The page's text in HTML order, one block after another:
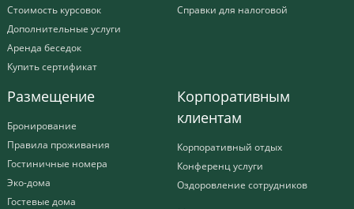
Стоимость курсовок
Дополнительные услуги
Аренда беседок
Купить сертификат
Справки для налоговой
Размещение
Бронирование
Правила проживания
Гостиничные номера
Эко-дома
Гостевые дома
Корпоративным
клиентам
Корпоративный отдых
Конференц услуги
Оздоровление сотрудников